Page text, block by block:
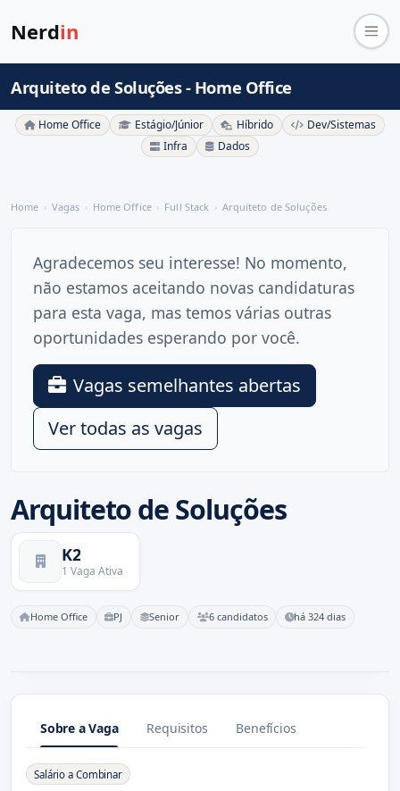
Nerdin
Arquiteto de Soluções - Home Office
Home Office Estágio/Júnior Híbrido
Dev/Sistemas
Infra
Dados
Home Vagas Home Office Full Stack Arquiteto de Soluções
Arquiteto de Soluções
K2
1 Vaga Ativa
Home Office PJ Senior 6 candidatos há 324 dias
Agradecemos seu interesse! No momento,
não estamos aceitando novas candidaturas
para esta vaga, mas temos várias outras
oportunidades esperando por você.
Vagas semelhantes abertas
Ver todas as vagas
Sobre a Vaga Requisitos Benefícios
Sobre a Vaga
Salário a Combinar